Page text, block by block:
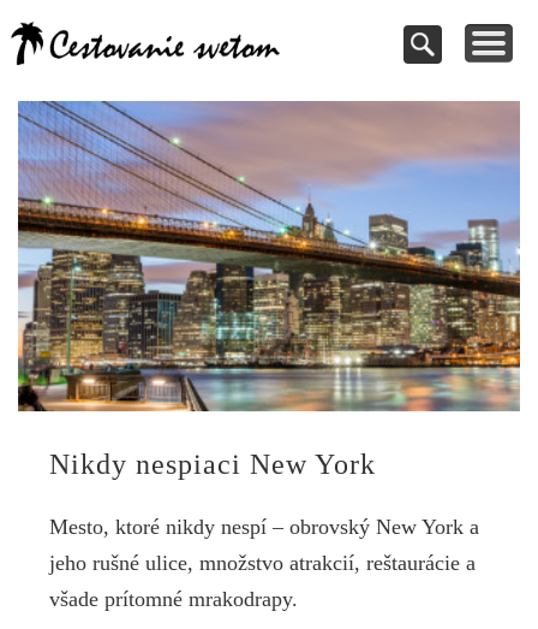
Cestovanie a
dovolenky
svetom
DOVOLENKY Cestujte s nami
VAŠE PRÍSPEVKY Inšpirujte sa
TIPY NA VÝLETY Kde vycestovať
NÁVODY Pomoc pri rezervácii
Nikdy nespiaci New York
Mesto, ktoré nikdy nespí – obrovský New York a
jeho rušné ulice, množstvo atrakcií, reštaurácie a
všade prítomné mrakodrapy.